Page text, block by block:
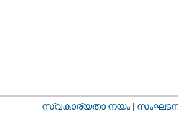
സ്വകാര്യതാ നയം |